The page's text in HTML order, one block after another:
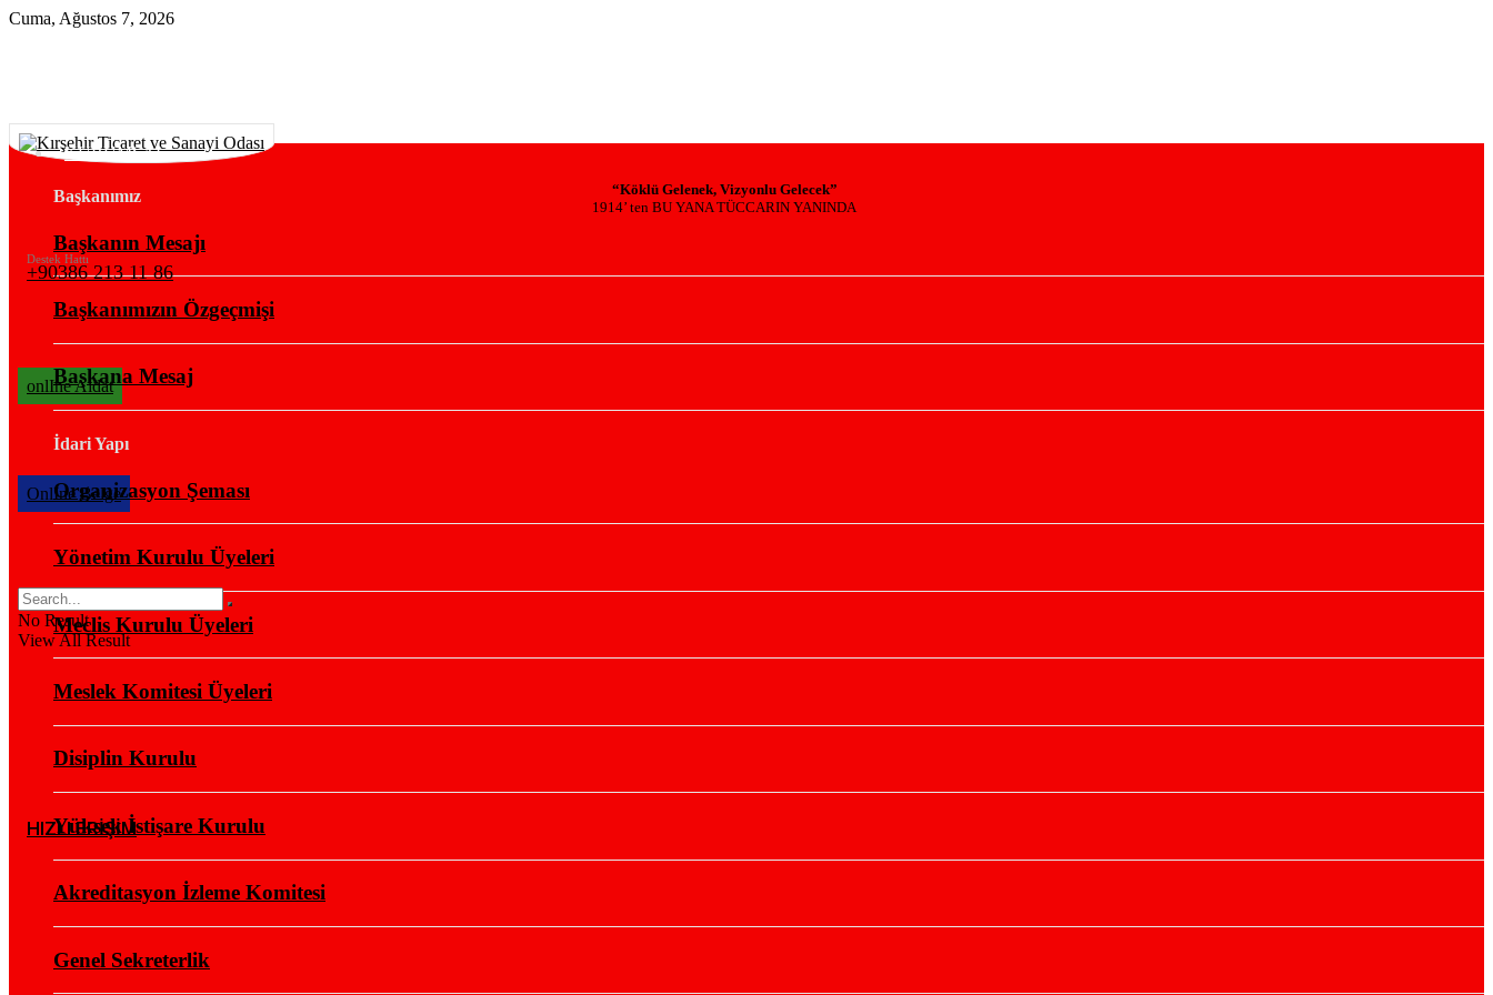
Cuma, Ağustos 7, 2026
“Köklü Gelenek, Vizyonlu Gelecek”
1914’ ten BU YANA TÜCCARIN YANINDA
Destek Hattı
+90386 213 11 86
onlIne Aidat
OnlIne Belge
No Result
View All Result
HIZLI ERİŞİM
KURUMSAL
Başkanımız
Başkanın Mesajı
Başkanımızın Özgeçmişi
Başkana Mesaj
İdari Yapı
Organizasyon Şeması
Yönetim Kurulu Üyeleri
Meclis Kurulu Üyeleri
Meslek Komitesi Üyeleri
Disiplin Kurulu
Yüksek İstişare Kurulu
Akreditasyon İzleme Komitesi
Genel Sekreterlik